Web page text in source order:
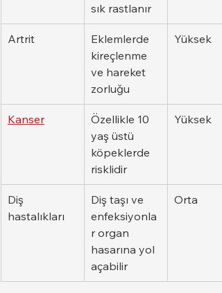
sık rastlanır
Artrit
Eklemlerde
kireçlenme
ve hareket
zorluğu
Yüksek
Kanser
Özellikle 10
yaş üstü
köpeklerde
risklidir
Yüksek
Diş
hastalıkları
Diş taşı ve
enfeksiyonla
r organ
hasarına yol
açabilir
Orta